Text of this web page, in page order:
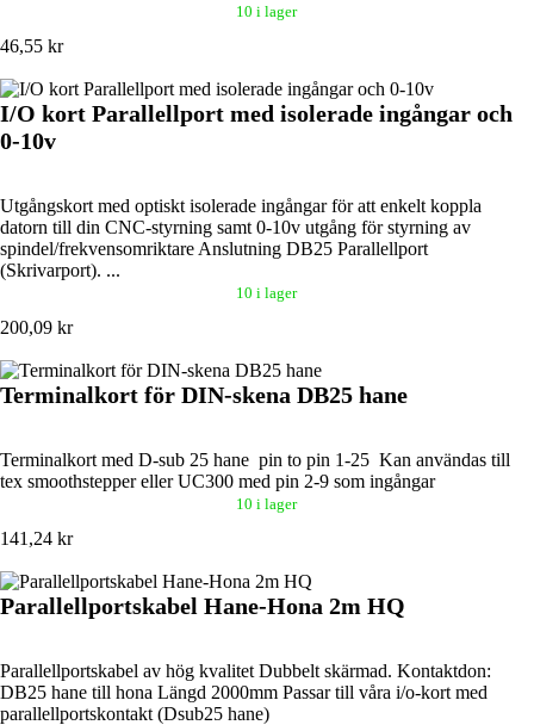
10 i lager
46,55 kr
I/O kort Parallellport med isolerade ingångar och
0-10v
Utgångskort med optiskt isolerade ingångar för att enkelt koppla
datorn till din CNC-styrning samt 0-10v utgång för styrning av
spindel/frekvensomriktare Anslutning DB25 Parallellport
(Skrivarport). ...
10 i lager
200,09 kr
Terminalkort för DIN-skena DB25 hane
Terminalkort med D-sub 25 hane pin to pin 1-25 Kan användas till
tex smoothstepper eller UC300 med pin 2-9 som ingångar
10 i lager
141,24 kr
Parallellportskabel Hane-Hona 2m HQ
Parallellportskabel av hög kvalitet Dubbelt skärmad. Kontaktdon:
DB25 hane till hona Längd 2000mm Passar till våra i/o-kort med
parallellportskontakt (Dsub25 hane)